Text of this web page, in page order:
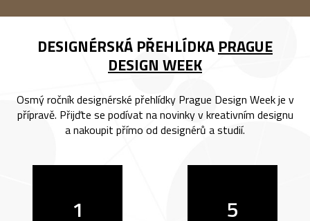
DESIGNÉRSKÁ PŘEHLÍDKA PRAGUE
DESIGN WEEK
Osmý ročník designérské přehlídky Prague Design Week je v
přípravě. Přijďte se podívat na novinky v kreativním designu
a nakoupit přímo od designérů a studií.
1 5